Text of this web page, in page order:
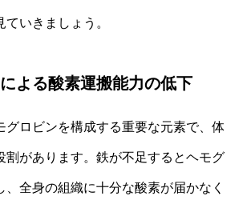
いきましょう。
よる酸素運搬能力の低下
グロビンを構成する重要な元素で、体
割があります。鉄が不足するとヘモグ
、全身の組織に十分な酸素が届かなく